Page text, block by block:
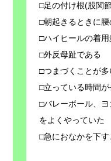
□足の付け根(股関
□朝起きるときに
□ハイヒールの着
□外反母趾である
□つまづくことが多
□立っている時間
□バレーボール、
をよくやっていた
□急におなかを下